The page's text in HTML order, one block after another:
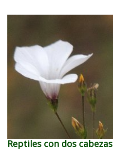
Reptiles con dos cabezas